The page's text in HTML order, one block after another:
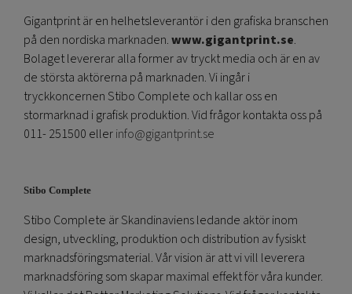
Gigantprint är en helhetsleverantör i den grafiska branschen
på den nordiska marknaden.www.gigantprint.se.
Bolaget levererar alla former av tryckt media och är en av
de största aktörerna på marknaden. Vi ingår i
tryckkoncernen Stibo Complete och kallar oss en
stormarknad i grafisk produktion. Vid frågor kontakta oss på
011- 251500 ellerinfo@gigantprint.se
Stibo Complete
Stibo Complete är Skandinaviens ledande aktör inom
design, utveckling, produktion och distribution av fysiskt
marknadsföringsmaterial. Vår vision är att vi vill leverera
marknadsföring som skapar maximal effekt för våra kunder.